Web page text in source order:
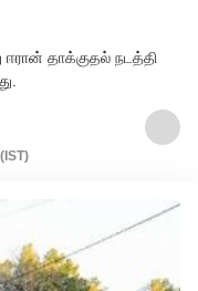
ஈரான் தாக்குதல் நடத்தி